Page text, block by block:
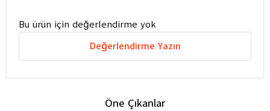
Bu ürün için değerlendirme yok
Değerlendirme Yazın
Öne Çıkanlar